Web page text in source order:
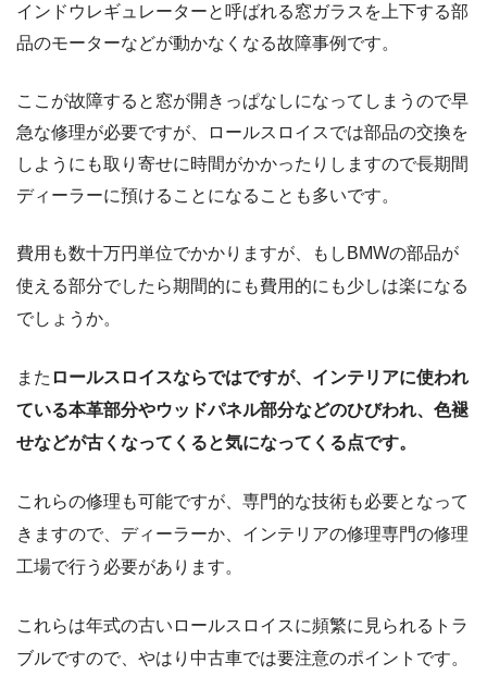
インドウレギュレーターと呼ばれる窓ガラスを上下する部
品のモーターなどが動かなくなる故障事例です。
ここが故障すると窓が開きっぱなしになってしまうので早
急な修理が必要ですが、ロールスロイスでは部品の交換を
しようにも取り寄せに時間がかかったりしますので長期間
ディーラーに預けることになることも多いです。
費用も数十万円単位でかかりますが、もしBMWの部品が
使える部分でしたら期間的にも費用的にも少しは楽になる
でしょうか。
また ロールスロイスならではですが、インテリアに使われ
ている本革部分やウッドパネル部分などのひびわれ、色褪
せなどが古くなってくると気になってくる点です。
これらの修理も可能ですが、専門的な技術も必要となって
きますので、ディーラーか、インテリアの修理専門の修理
工場で行う必要があります。
これらは年式の古いロールスロイスに頻繁に見られるトラ
ブルですので、やはり中古車では要注意のポイントです。